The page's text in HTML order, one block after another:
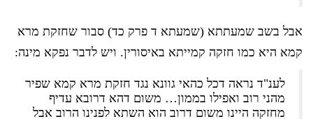
אבל בשב שמעתתא (שמעתא ד פרק כד) סבור שחזקת מרא
קמא היא כמו חזקה קמייתא באיסורין. ויש לדבר נפקא מינה:
לענ"ד נראה דכל כהאי גוונא נגד חזקת מרא קמא שפיר
מהני רוב ואפילו בממון… משום דהא דרובא עדיף
מחזקה היינו משום דרוב הוא השתא לפנינו הרוב אבל